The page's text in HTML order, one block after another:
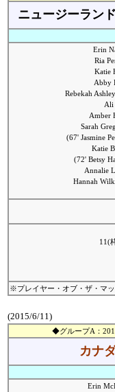
ニュージーランド
Erin
Ria
Katie
Abby
Rebekah
Ali
Amber
Sarah
(67' Jasmine
Katie
(72' Betsy
Annalie
Hannah
11(
※プレイヤー・オブ・ザ・マ
(2015/6/11)
◆グループA：
カナ
Erin